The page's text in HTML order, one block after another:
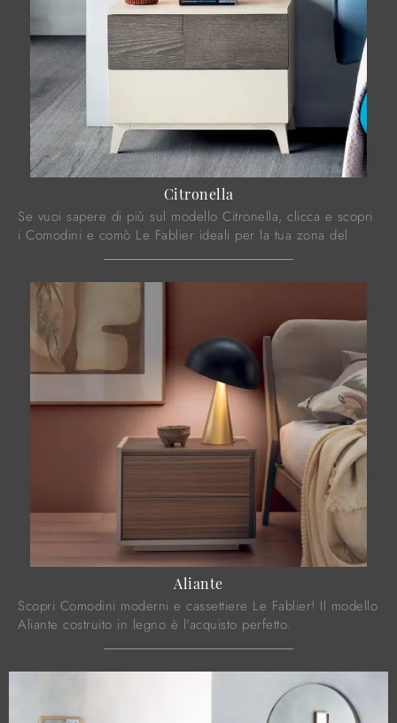
Citronella
Se vuoi sapere di più sul modello Citronella, clicca e scopri
i Comodini e comò Le Fablier ideali per la tua zona del
Aliante
Scopri Comodini moderni e cassettiere Le Fablier! Il modello
Aliante costruito in legno è l'acquisto perfetto.